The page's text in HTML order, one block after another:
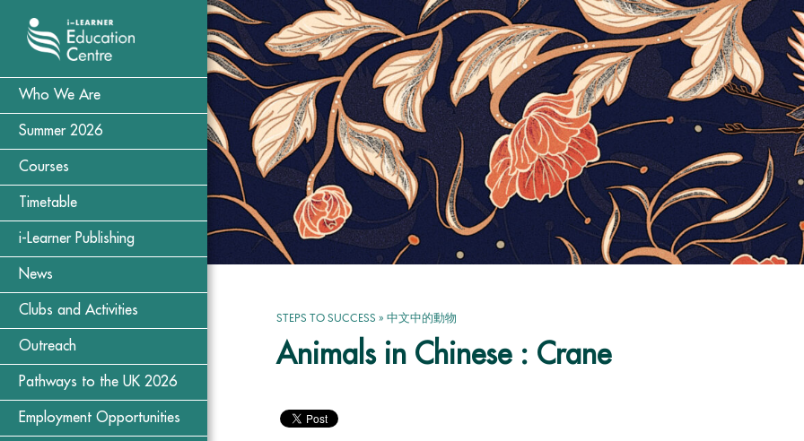
Who We Are
Summer 2026
Courses
Timetable
i-Learner Publishing
News
Clubs and Activities
Outreach
Pathways to the UK 2026
Employment Opportunities
STEPS TO SUCCESS » 中文中的動物
Animals in Chinese : Crane